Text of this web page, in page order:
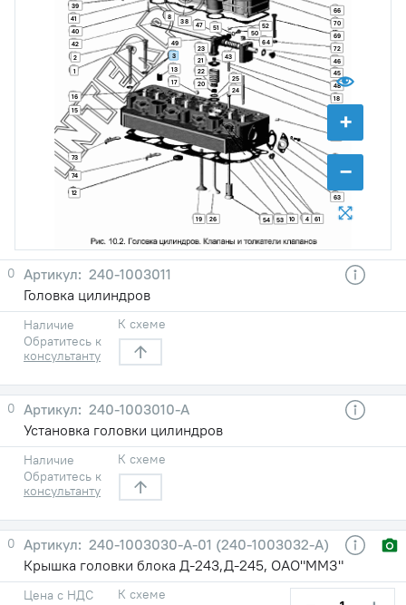
+
−
1
2 3
4
8
10
12
13
15
16
17
18
19
20
21
22
23
24
25
26
38
39
40
41
42
43
45
46
47
48
49
50
51 52
53
54 61
63
64
66
69
70
70
72
73
74
0
240-1003011
Головка цилиндров
Наличие
Обратитесь к
консультанту
К схеме
0
240-1003010-А
Установка головки цилиндров
Наличие
Обратитесь к
консультанту
К схеме
0
240-1003030-А-01 (240-1003032-А)
Крышка головки блока Д-243,Д-245, ОАО"ММЗ"
Цена с НДС К схеме